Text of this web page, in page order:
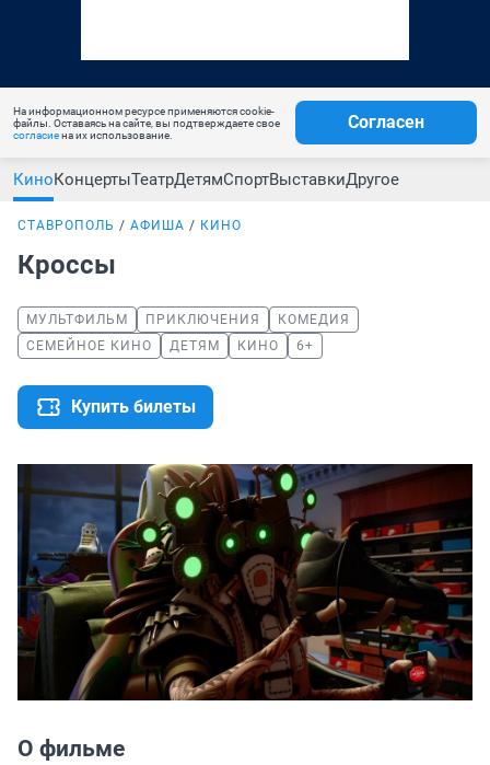
На информационном ресурсе применяются cookie-
файлы. Оставаясь на сайте, вы подтверждаете свое
согласиена их использование.
Согласен
КиноКонцертыТеатрДетямСпортВыставкиДругое
СТАВРОПОЛЬ АФИША КИНО
Кроссы
МУЛЬТФИЛЬМ ПРИКЛЮЧЕНИЯ
КОМЕДИЯ
СЕМЕЙНОЕ КИНО
ДЕТЯМ КИНО 6+
Купить билеты
О фильме